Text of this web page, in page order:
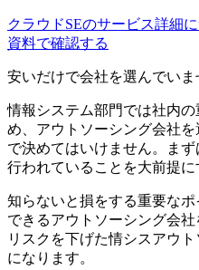
クラウドSEのサービス詳細
資料で確認する
安いだけで会社を選んでいま
情報システム部門では社内
め、アウトソーシング会社
で決めてはいけません。まず
行われていることを大前提に
知らないと損をする重要な
できるアウトソーシング会社
リスクを下げた情シスアウ
になります。